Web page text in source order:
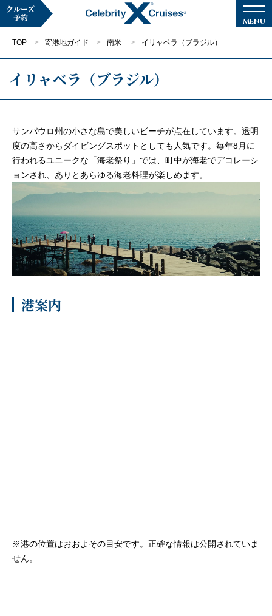
クルーズ検索
キャンペーン・特集
クルーズの楽しみ方
船内へようこそ
クルーズ
予約
TOP 寄港地ガイド 南米 イリャベラ（ブラジル）
イリャベラ（ブラジル）
サンパウロ州の小さな島で美しいビーチが点在しています。透明
度の高さからダイビングスポットとしても人気です。毎年8月に
行われるユニークな「海老祭り」では、町中が海老でデコレーシ
ョンされ、ありとあらゆる海老料理が楽しめます。
港案内
※港の位置はおおよその目安です。正確な情報は公開されていま
せん。